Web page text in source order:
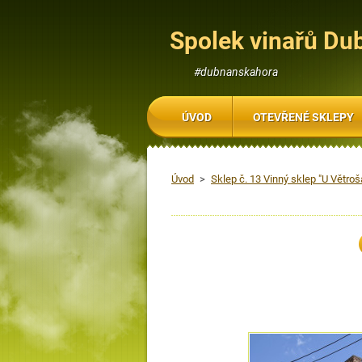
Spolek vinařů
#dubnanskahora
Úvod > Sklep č. 13 Vinný sklep "U
ÚVOD OTEVŘENÉ SKLEPY